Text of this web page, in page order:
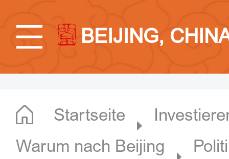
BEIJING,
Startseite
Warum nach Beijing